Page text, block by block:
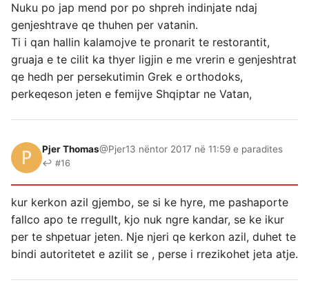
Nuku po jap mend por po shpreh indinjate ndaj
genjeshtrave qe thuhen per vatanin.
Ti i qan hallin kalamojve te pronarit te restorantit,
gruaja e te cilit ka thyer ligjin e me vrerin e genjeshtrat
qe hedh per persekutimin Grek e orthodoks,
perkeqeson jeten e femijve Shqiptar ne Vatan,
Pjer Thomas@Pjer13 nëntor 2017 në 11:59 e paradites
↩ #16
kur kerkon azil gjembo, se si ke hyre, me pashaporte
fallco apo te rregullt, kjo nuk ngre kandar, se ke ikur
per te shpetuar jeten. Nje njeri qe kerkon azil, duhet te
bindi autoritetet e azilit se , perse i rrezikohet jeta atje.